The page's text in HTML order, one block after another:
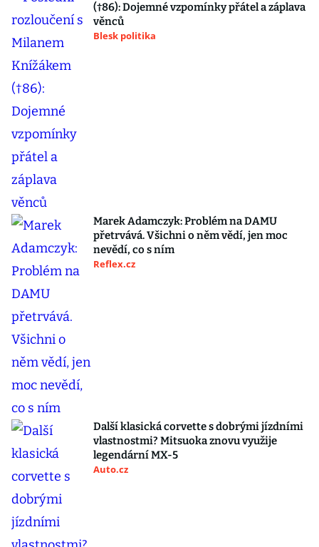
(†86): Dojemné vzpomínky přátel a záplava
věnců
Blesk politika
Marek Adamczyk: Problém na DAMU
přetrvává. Všichni o něm vědí, jen moc
nevědí, co s ním
Reflex.cz
Další klasická corvette s dobrými jízdními
vlastnostmi? Mitsuoka znovu využije
legendární MX-5
Auto.cz